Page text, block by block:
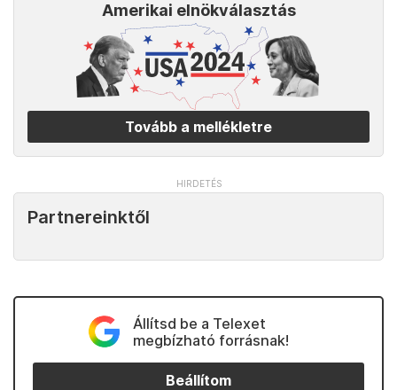
Amerikai elnökválasztás
Tovább a mellékletre
Partnereinktől
Állítsd be a Telexet
megbízható forrásnak!
Beállítom